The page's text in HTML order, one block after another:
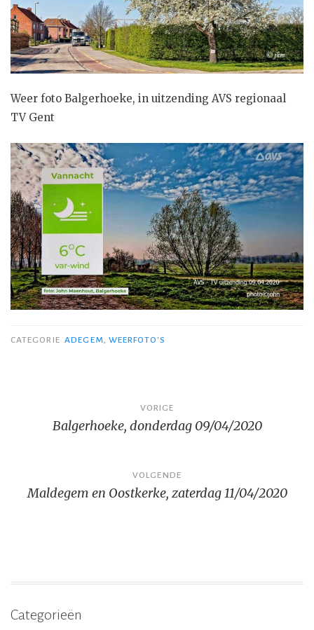
Weer foto Balgerhoeke, in uitzending AVS regionaal
TV Gent
CATEGORIE ADEGEM, WEERFOTO'S
navigatie
VORIGE
Balgerhoeke, donderdag 09/04/2020
VOLGENDE
Maldegem en Oostkerke, zaterdag 11/04/2020
Categorieën